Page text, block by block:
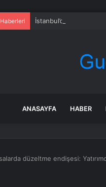
İstanbul’da sır ölüm:
ANASAYFA HABER
düzeltme endişesi: